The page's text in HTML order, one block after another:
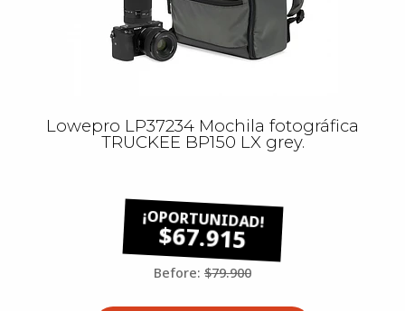
Lowepro LP37234 Mochila fotográfica
TRUCKEE BP150 LX grey.
$67.915
Before: $79.900